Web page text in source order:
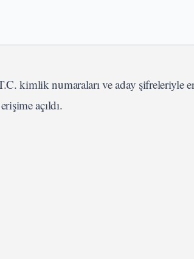
kimlik numaraları ve aday şifreleriyle
açıldı.